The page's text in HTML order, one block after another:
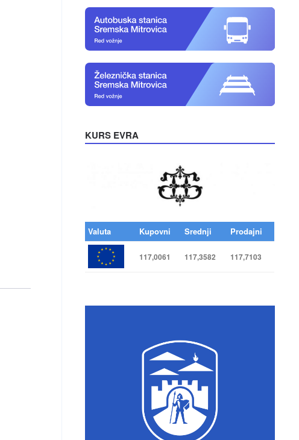
KURS EVRA
Valuta Kupovni Srednji Prodajni
117,0061 117,3582 117,7103